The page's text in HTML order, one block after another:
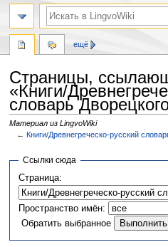
Страницы,
«Книги/
словарь
Материал из LingvoWiki
←Книги/Древнегреческо-русский
Перейти
навигации
Перейти
поиску
Ссылки сюда
Страница:
Пространство имён:
Обратить выбранное
ещё